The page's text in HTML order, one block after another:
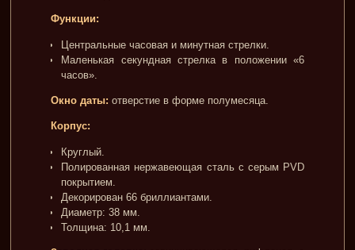
Функции:
Центральные часовая и минутная стрелки.
Маленькая секундная стрелка в положении «6
часов».
Окно даты: отверстие в форме полумесяца.
Корпус:
Круглый.
Полированная нержавеющая сталь с серым PVD
покрытием.
Декорирован 66 бриллиантами.
Диаметр: 38 мм.
Толщина: 10,1 мм.